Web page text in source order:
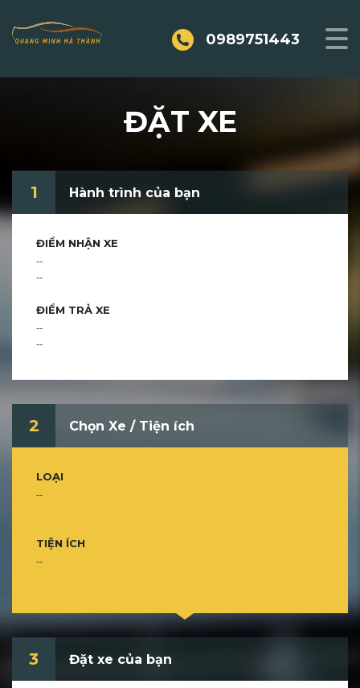
0989751443
ĐẶT XE
1 Hành trình của bạn
ĐIỂM NHẬN XE
--
--
ĐIỂM TRẢ XE
--
--
2 Chọn Xe / Tiện ích
LOẠI
--
TIỆN ÍCH
--
3 Đặt xe của bạn